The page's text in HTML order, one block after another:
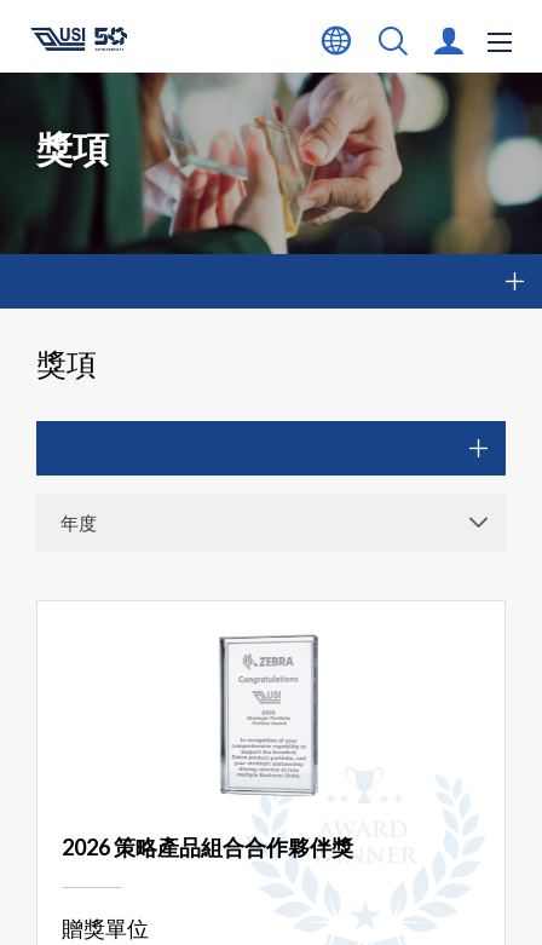
獎項
獎項
年度
2026 策略產品組合合作夥伴獎
贈獎單位